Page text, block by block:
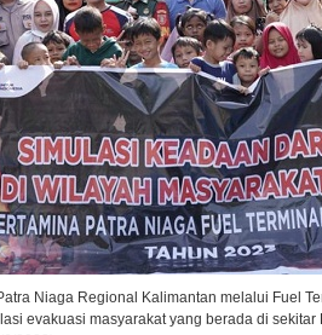
Niaga Regional Kalimantan melalui Fuel
evakuasi masyarakat yang berada di sekitar